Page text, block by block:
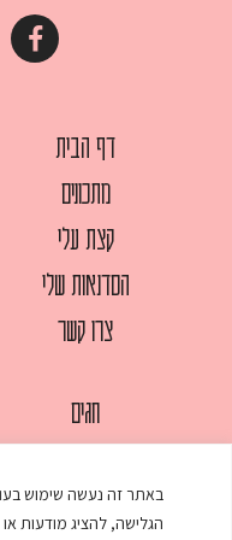
באתר זה נעשה שימוש
הגלישה, להציג מודעות
דף הבית
מתכונים
קצת עלי
הסדנאות שלי
צרו קשר
חגים
מאפים